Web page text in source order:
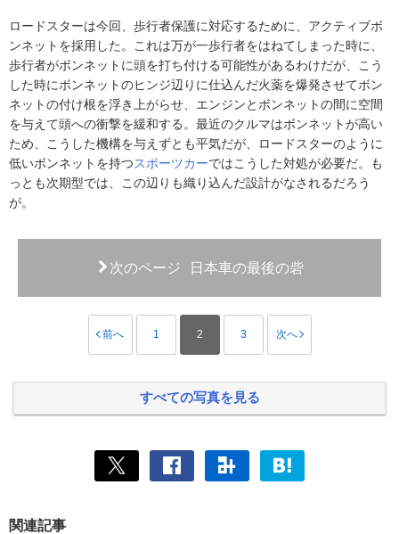
ロードスターは今回、歩行者保護に対応するために、アクティブボ
ンネットを採用した。これは万が一歩行者をはねてしまった時に、
歩行者がボンネットに頭を打ち付ける可能性があるわけだが、こう
した時にボンネットのヒンジ辺りに仕込んだ火薬を爆発させてボン
ネットの付け根を浮き上がらせ、エンジンとボンネットの間に空間
を与えて頭への衝撃を緩和する。最近のクルマはボンネットが高い
ため、こうした機構を与えずとも平気だが、ロードスターのように
低いボンネットを持つスポーツカーではこうした対処が必要だ。も
っとも次期型では、この辺りも織り込んだ設計がなされるだろう
が。
次のページ 日本車の最後の砦
前へ 1 2 3 次へ
すべての写真を見る
関連記事